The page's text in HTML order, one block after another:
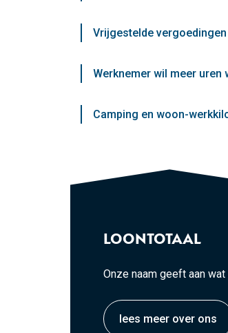
Vrijgestelde
Werknemer wil meer uren
Camping en woon-
LOONTOTAAL
Onze naam geeft aan
lees meer over ons